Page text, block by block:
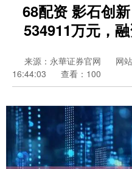
68配资 影石创
534911万元，
来源：永華证券官网 网
16:44:03
查看：100